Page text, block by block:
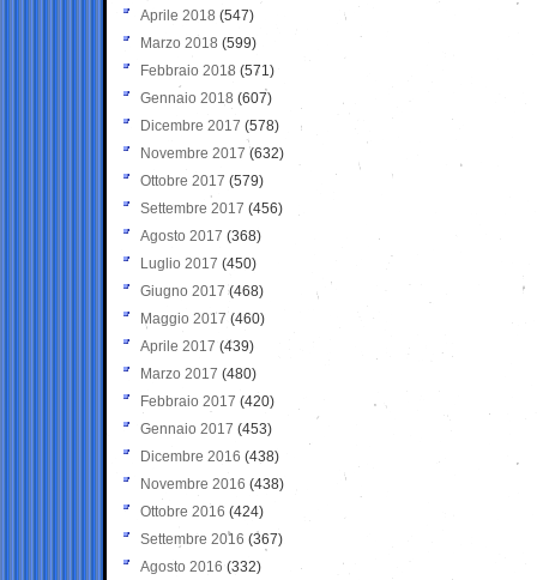
Aprile 2018 (547)
Marzo 2018 (599)
Febbraio 2018 (571)
Gennaio 2018 (607)
Dicembre 2017 (578)
Novembre 2017 (632)
Ottobre 2017 (579)
Settembre 2017 (456)
Agosto 2017 (368)
Luglio 2017 (450)
Giugno 2017 (468)
Maggio 2017 (460)
Aprile 2017 (439)
Marzo 2017 (480)
Febbraio 2017 (420)
Gennaio 2017 (453)
Dicembre 2016 (438)
Novembre 2016 (438)
Ottobre 2016 (424)
Settembre 2016 (367)
Agosto 2016 (332)